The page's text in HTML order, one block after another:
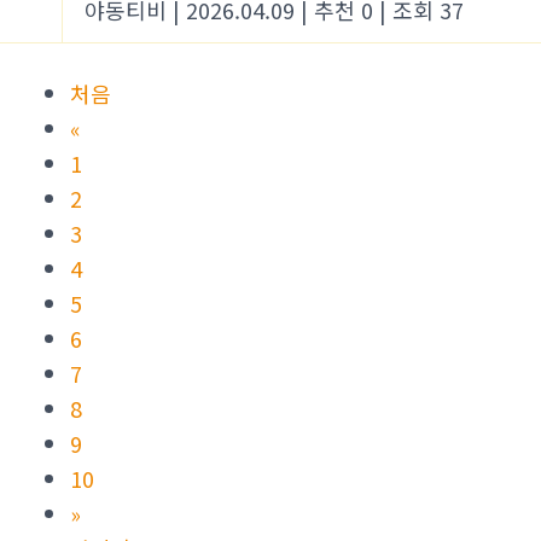
야동티비 | 2026.04.09 | 추천 0 | 조회 37
처음
«
1
2
3
4
5
6
7
8
9
10
»